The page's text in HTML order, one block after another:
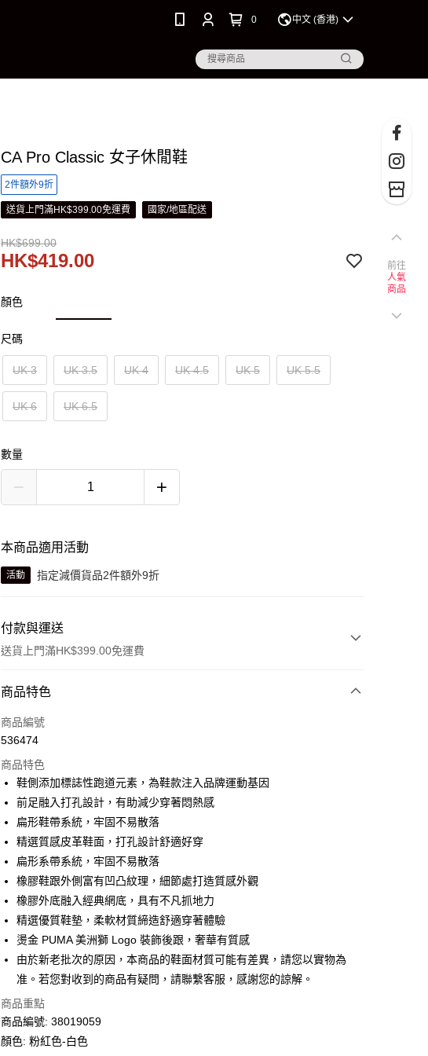
0 中文 (香港)
CA Pro Classic 女子休閒鞋
2件額外9折
送貨上門滿HK$399.00免運費 國家/地區配送
HK$699.00
HK$419.00
顏色
尺碼
UK 3 UK 3.5 UK 4 UK 4.5 UK 5 UK 5.5
UK 6 UK 6.5
數量
本商品適用活動
活動 指定減價貨品2件額外9折
付款與運送
送貨上門滿HK$399.00免運費
付款方式
信用卡
相關說明
Alipay, PayMe, WeChat Pay, UnionPay, FPS
送貨方式
單筆訂單淨值滿$399可享免運費優惠
每筆HK$30.00，滿HK$399.00或以上免運費
滿$599可享澳門免運費優惠
商品特色
商品編號
536474
商品特色
鞋側添加標誌性跑道元素，為鞋款注入品牌運動基因
前足融入打孔設計，有助減少穿著悶熱感
扁形鞋帶系統，牢固不易散落
精選質感皮革鞋面，打孔設計舒適好穿
扁形系帶系統，牢固不易散落
橡膠鞋跟外側富有凹凸紋理，細節處打造質感外觀
橡膠外底融入經典網底，具有不凡抓地力
精選優質鞋墊，柔軟材質締造舒適穿著體驗
燙金 PUMA 美洲獅 Logo 裝飾後跟，奢華有質感
由於新老批次的原因，本商品的鞋面材質可能有差異，請您以實物為
准。若您對收到的商品有疑問，請聯繫客服，感謝您的諒解。
商品重點
商品編號: 38019059
顏色: 粉紅色-白色
前往
人氣
商品